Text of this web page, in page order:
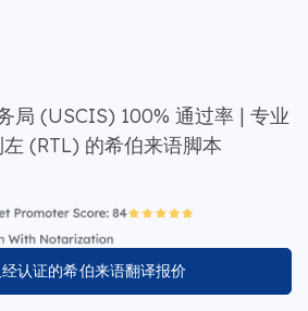
局 (USCIS) 100% 通过率 | 专业
(RTL) 的希伯来语脚本
认证的希伯来语翻译报价